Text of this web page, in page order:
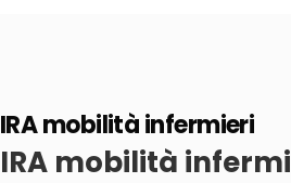
IRA mobilità infermieri
IRA mobilità